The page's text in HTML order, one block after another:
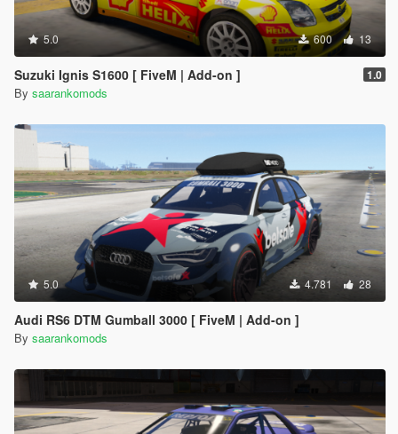
5.0 600 13
Suzuki Ignis S1600 [ FiveM | Add-on ] 1.0
By saarankomods
5.0 4.781 28
Audi RS6 DTM Gumball 3000 [ FiveM | Add-on ]
By saarankomods